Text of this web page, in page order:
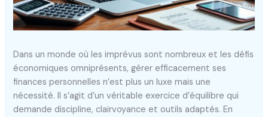
Dans un monde où les imprévus sont nombreux et les défis
économiques omniprésents, gérer efficacement ses
finances personnelles n’est plus un luxe mais une
nécessité. Il s’agit d’un véritable exercice d’équilibre qui
demande discipline, clairvoyance et outils adaptés. En